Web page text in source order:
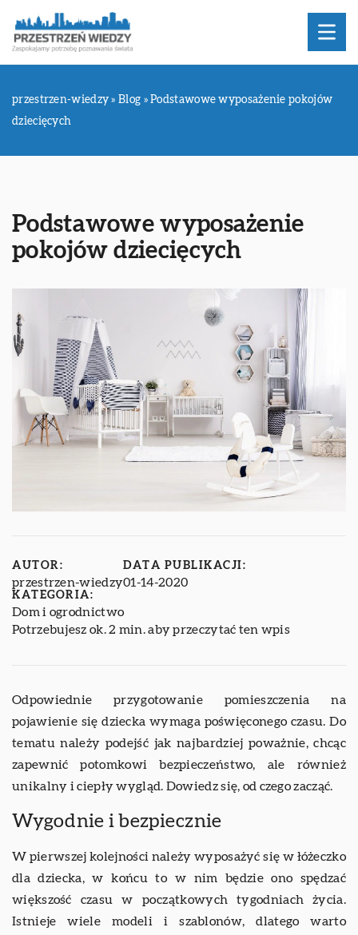
przestrzen-wiedzy »Blog »Podstawowe wyposażenie pokojów
dziecięcych
Podstawowe wyposażenie
pokojów dziecięcych
AUTOR:
przestrzen-wiedzy
DATA PUBLIKACJI:
01-14-2020
KATEGORIA:
Dom i ogrodnictwo
Potrzebujesz ok. 2 min. aby przeczytać ten wpis
Odpowiednie przygotowanie pomieszczenia na
pojawienie się dziecka wymaga poświęconego czasu. Do
tematu należy podejść jak najbardziej poważnie, chcąc
zapewnić potomkowi bezpieczeństwo, ale również
unikalny i ciepły wygląd. Dowiedz się, od czego zacząć.
Wygodnie i bezpiecznie
W pierwszej kolejności należy wyposażyć się w łóżeczko
dla dziecka, w końcu to w nim będzie ono spędzać
większość czasu w początkowych tygodniach życia.
Istnieje wiele modeli i szablonów, dlatego warto